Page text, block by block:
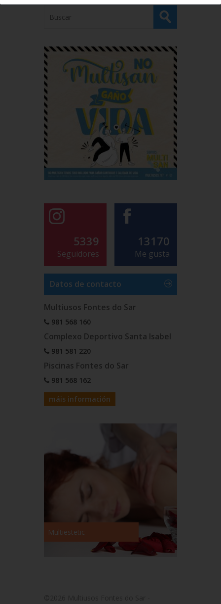
5339
Seguidores
13170
Me gusta
Datos de contacto
Multiusos Fontes do Sar
981 568 160
Complexo Deportivo Santa Isabel
981 581 220
Piscinas Fontes do Sar
981 568 162
máis información
Multiestetic